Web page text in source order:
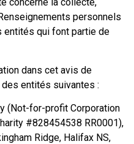
personnels
entités qui font partie de
dans cet avis de
entités suivantes :
(Not-for-profit Corporation
#828454538 RR0001),
Ridge, Halifax NS,